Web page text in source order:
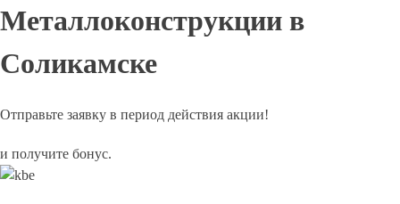
Металлоконструкции в
Соликамске
Отправьте заявку в период действия акции!
и получите бонус.